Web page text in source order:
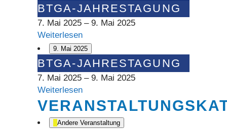
BTGA-
Jahrestagung
BTGA-JAHRESTAGUNG
7. Mai 2025 – 9. Mai 2025
Weiterlesen
9. Mai 2025
BTGA-
Jahrestagung
BTGA-JAHRESTAGUNG
7. Mai 2025 – 9. Mai 2025
Weiterlesen
Andere Veranstaltung